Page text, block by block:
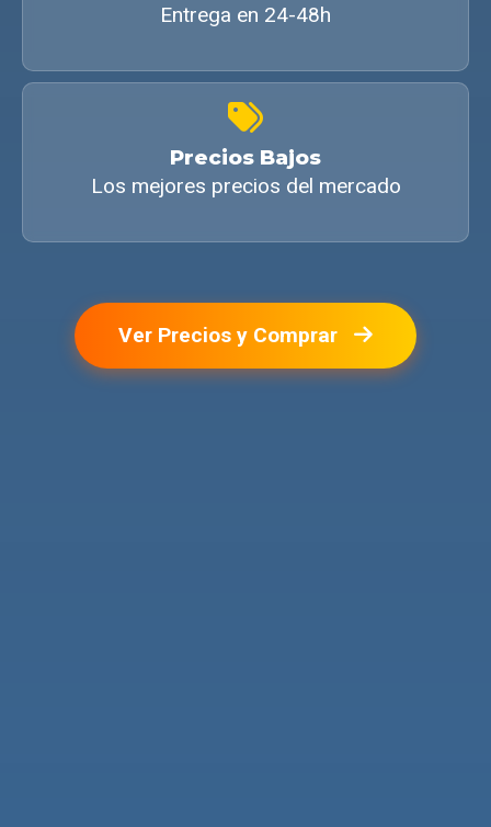
Entrega en 24-48h
Precios Bajos
Los mejores precios del mercado
Ver Precios y Comprar